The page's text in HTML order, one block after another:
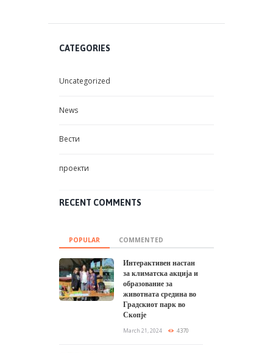
CATEGORIES
Uncategorized
News
Вести
проекти
RECENT COMMENTS
POPULAR COMMENTED
Интерактивен настан
за климатска акција и
образование за
животната средина во
Градскиот парк во
Скопје
March 21, 2024 4370